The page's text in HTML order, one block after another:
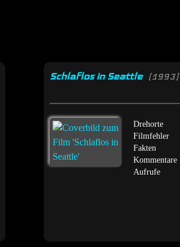
Schlaflos in Seattle [1993]
Drehorte
Filmfehler
Fakten
Kommentare
Aufrufe